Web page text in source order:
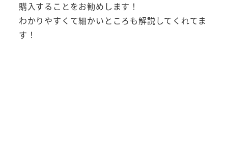
購入することをお勧めします！
わかりやすくて細かいところも解説してくれてま
す！